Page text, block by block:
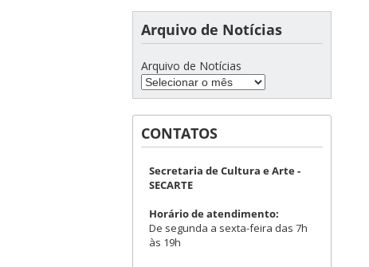
Arquivo de Notícias
Arquivo de Notícias
CONTATOS
Secretaria de Cultura e Arte -
SECARTE
Horário de atendimento:
De segunda a sexta-feira das 7h
às 19h